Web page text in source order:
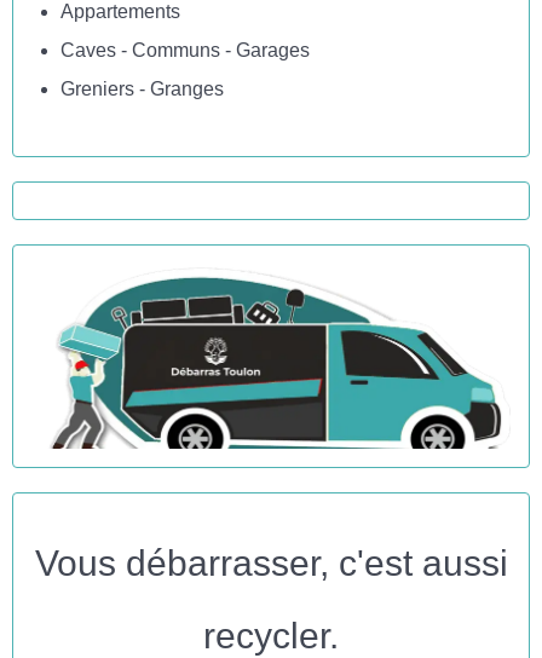
Appartements
Caves - Communs - Garages
Greniers - Granges
Vous débarrasser, c'est aussi
recycler.